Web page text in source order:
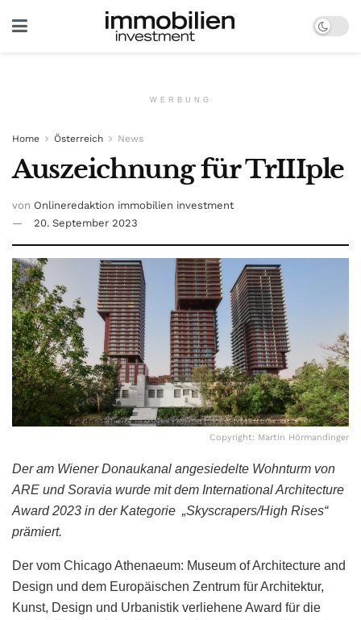
WERBUNG
Home Österreich News
Auszeichnung für TrIIIple
von Onlineredaktion immobilien investment
20. September 2023
Copyright: Martin Hörmandinger
Der am Wiener Donaukanal angesiedelte Wohnturm von
ARE und Soravia wurde mit dem International Architecture
Award 2023 in der Kategorie „Skyscrapers/High Rises“
prämiert.
Der vom Chicago Athenaeum: Museum of Architecture and
Design und dem Europäischen Zentrum für Architektur,
Kunst, Design und Urbanistik verliehene Award für die